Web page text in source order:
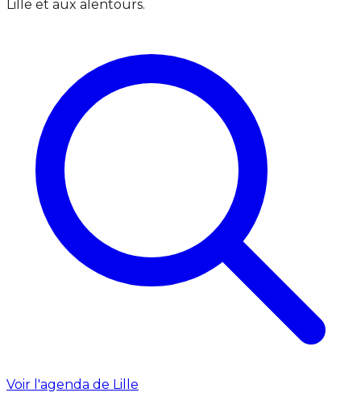
Lille et aux alentours.
Voir l'agenda de Lille